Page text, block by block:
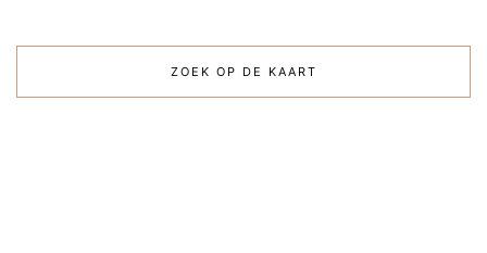
ZOEK OP DE KAART